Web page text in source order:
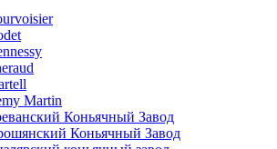
Martin
Коньячный Завод
Коньячный Завод